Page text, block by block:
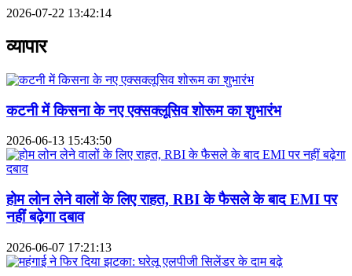
2026-07-22 13:42:14
व्यापार
कटनी में किसना के नए एक्सक्लूसिव शोरूम का शुभारंभ
2026-06-13 15:43:50
होम लोन लेने वालों के लिए राहत, RBI के फैसले के बाद EMI पर
नहीं बढ़ेगा दबाव
2026-06-07 17:21:13